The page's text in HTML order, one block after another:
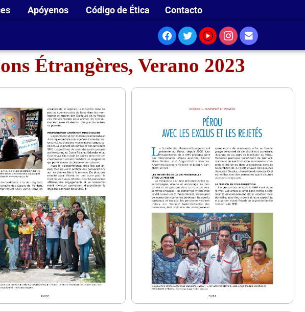
Apóyenos Código de Ética Contacto
Étrangères, Verano 2023